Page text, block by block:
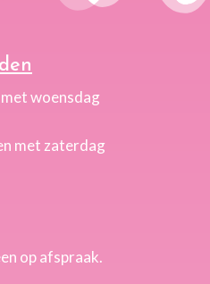
woensdag
met zaterdag
op afspraak.